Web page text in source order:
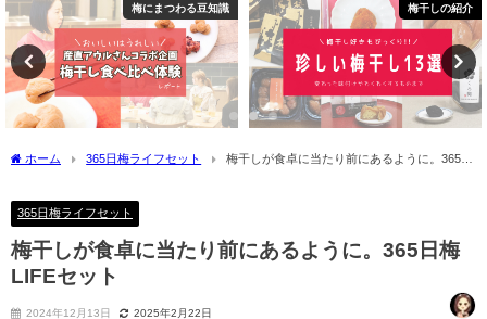
梅干しの紹介 梅干しのお菓子
ホーム 365日梅ライフセット
梅干しが食卓に当たり前にあるように。365日
365日梅ライフセット
梅干しが食卓に当たり前にあるように。365日梅
LIFEセット
2024年12月13日 2025年2月22日